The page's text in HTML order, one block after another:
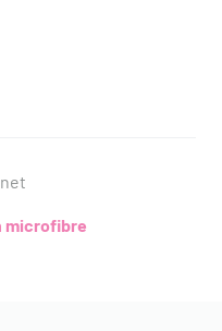
microfibre